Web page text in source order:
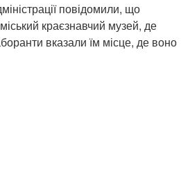
повідомили, що
краєзнавчий музей, де
вказали їм місце, де воно